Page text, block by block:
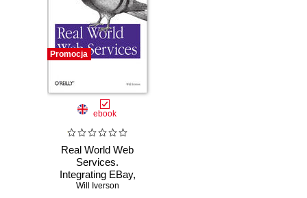
Promocja
ebook
Real World Web
Services.
Integrating EBay,
Google, Amazon,
Will Iverson